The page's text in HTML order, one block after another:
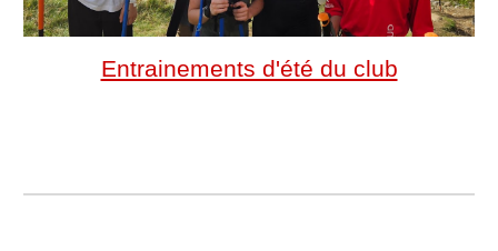
Entrainements d'été du club